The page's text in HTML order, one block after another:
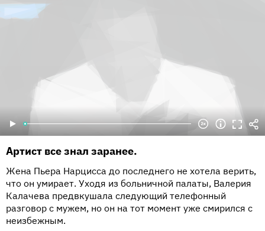
Артист все знал заранее.
Жена Пьера Нарцисса до последнего не хотела верить,
что он умирает. Уходя из больничной палаты, Валерия
Калачева предвкушала следующий телефонный
разговор с мужем, но он на тот момент уже смирился с
неизбежным.